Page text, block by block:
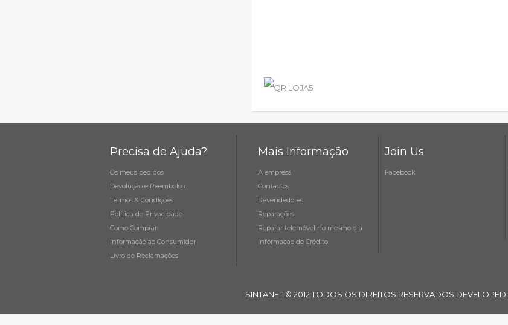
Precisa de Ajuda?
Os meus pedidos
Devolução e Reembolso
Termos & Condições
Política de Privacidade
Como Comprar
Informação ao Consumidor
Livro de Reclamações
Mais Informação
A empresa
Contactos
Revendedores
Reparações
Reparar telemóvel no mesmo dia
Informacao de Crédito
Join Us
Facebook
SINTANET © 2012 TODOS OS DIREITOS RESERVADOS DEVELOPED